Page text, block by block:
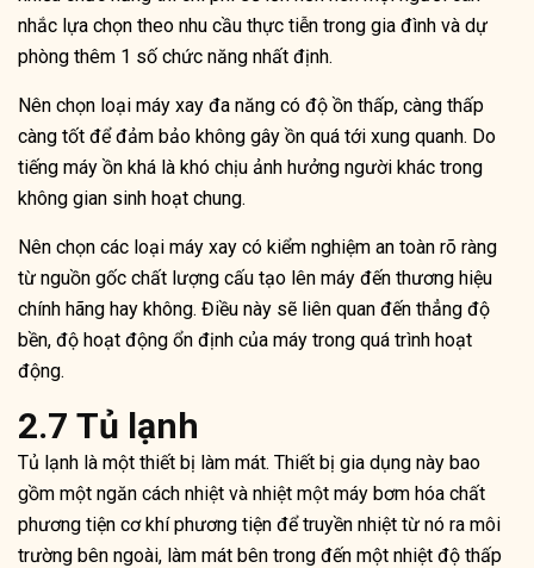
nhắc lựa chọn theo nhu cầu thực tiễn trong gia đình và dự
phòng thêm 1 số chức năng nhất định.
Nên chọn loại máy xay đa năng có độ ồn thấp, càng thấp
càng tốt để đảm bảo không gây ồn quá tới xung quanh. Do
tiếng máy ồn khá là khó chịu ảnh hưởng người khác trong
không gian sinh hoạt chung.
Nên chọn các loại máy xay có kiểm nghiệm an toàn rõ ràng
từ nguồn gốc chất lượng cấu tạo lên máy đến thương hiệu
chính hãng hay không. Điều này sẽ liên quan đến thẳng độ
bền, độ hoạt động ổn định của máy trong quá trình hoạt
động.
2.7 Tủ lạnh
Tủ lạnh là một thiết bị làm mát. Thiết bị gia dụng này bao
gồm một ngăn cách nhiệt và nhiệt một máy bơm hóa chất
phương tiện cơ khí phương tiện để truyền nhiệt từ nó ra môi
trường bên ngoài, làm mát bên trong đến một nhiệt độ thấp